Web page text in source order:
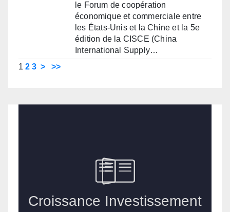
le Forum de coopération
économique et commerciale entre
les États-Unis et la Chine et la 5e
édition de la CISCE (China
International Supply…
1 2 3 > >>